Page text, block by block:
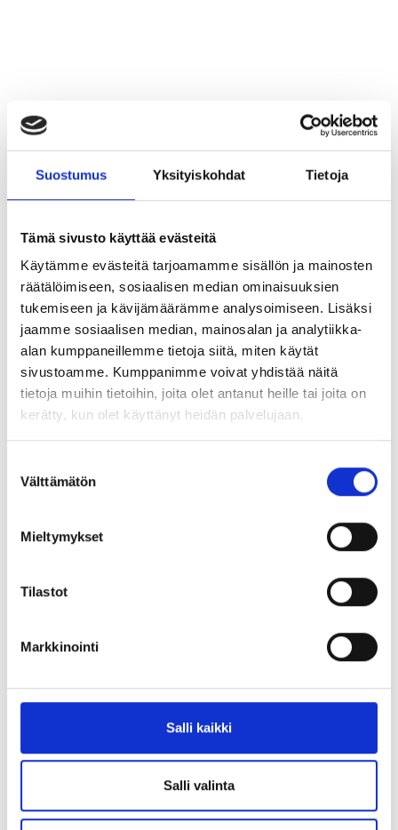
Suostumus Yksityiskohdat Tietoja
Tämä sivusto käyttää evästeitä
Käytämme evästeitä tarjoamamme sisällön ja mainosten
räätälöimiseen, sosiaalisen median ominaisuuksien
tukemiseen ja kävijämäärämme analysoimiseen. Lisäksi
jaamme sosiaalisen median, mainosalan ja analytiikka-
alan kumppaneillemme tietoja siitä, miten käytät
sivustoamme. Kumppanimme voivat yhdistää näitä
tietoja muihin tietoihin, joita olet antanut heille tai joita on
kerätty, kun olet käyttänyt heidän palvelujaan.
Välttämätön
Mieltymykset
Tilastot
Markkinointi
Salli kaikki
Salli valinta
Hyväksymarkkinointievästeetnähdäksesi videon.
Jaa artikkeli:
Tilaa Tapojen johtaminen –blogin vinkit suoraan
Tilaamalla blogimme saat itsellesi sisältöä henkilöstön tapojen
edistämisestä, terveyden ja hyvinvoinnin johtamisesta sekä
Uusimmat kanavalla
Kesäloma – aikaa palautumiselle, irrottautumiselle ja hyvän
Kortisoli – mainettaan parempi?